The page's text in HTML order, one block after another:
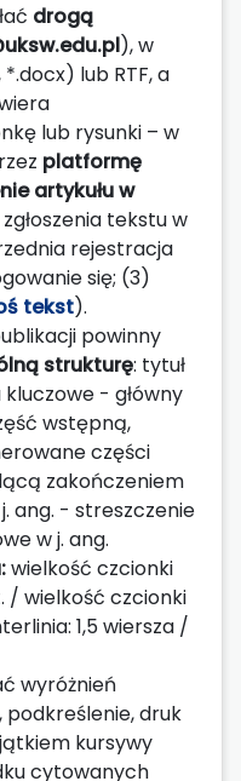
drogą
), w
lub RTF, a
lub rysunki – w
platformę
artykułu w
tekstu w
rejestracja
się; (3)
tekst).
powinny
strukturę: tytuł
- główny
wstępną,
części
zakończeniem
ang. - streszczenie
w j. ang.
wielkość czcionki
/ wielkość czcionki
1,5 wiersza /
wyróżnień
druk
kursywy
cytowanych